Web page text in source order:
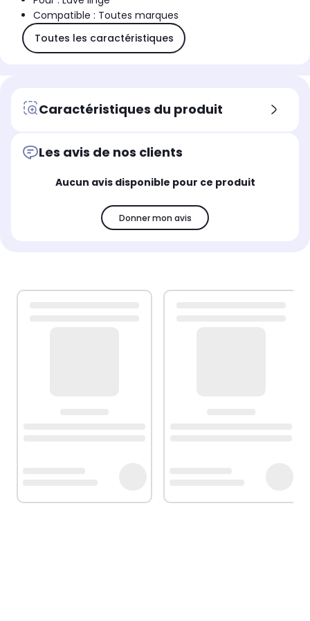
Compatible : Toutes marques
Toutes les caractéristiques
Caractéristiques du produit
Les avis de nos clients
Aucun avis disponible pour ce produit
Donner mon avis